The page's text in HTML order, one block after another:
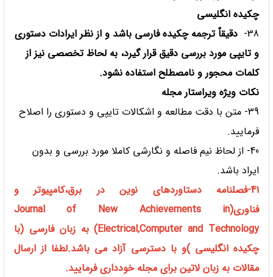
چکیده انگلیسی
38-
دقیقاٌ ترجمه چکیده فارسی باشد و از نظر ایرادات دستوری
و تایپی مورد بررسی دقیق قرار گیرد، به لحاظ تخصصی نیز از
کلمات محجور و نامصطلح استفاده نشود.
نکات ویژه ویراستار مجله
39- متن با دقت مطالعه و اشکالات تایپی و دستوری را اصلاح
فرمایید.
40- از لحاظ نیم فاصله و نگارشی کاملا مورد بررسی و بدون
ایراد باشد.
41- فصلنامه دستاوردهای نوین در برق،کامپیوتر و
فناوری(Journal of New Achievements in
Electrical,Computer and Technology) به زبان فارسی (با
چکیده انگلیسی )و با دسترسی آزاد می باشد.لطفا از ارسال
مقالات به زبان لاتین برای مجله خودداری فرمایید.